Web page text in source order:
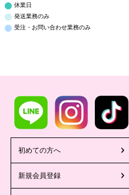
休業日
発送業務のみ
受注・お問い合わせ業務のみ
初めての方へ
新規会員登録